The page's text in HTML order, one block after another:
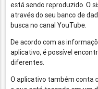
está sendo reproduzido. O
através do seu banco de
busca no canal YouTube.
De acordo com as
aplicativo, é possível
diferentes.
O aplicativo também conta